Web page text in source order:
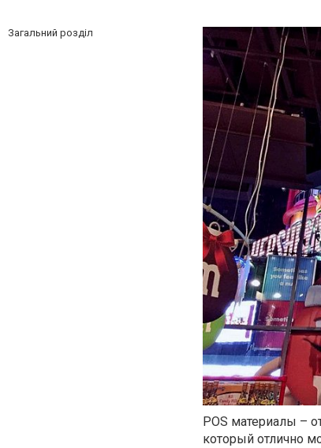
Загальний розділ
POS материалы –
который отлично